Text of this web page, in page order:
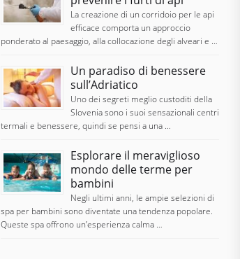
La creazione di un corridoio per le api
efficace comporta un approccio
ponderato al paesaggio, alla collocazione degli alveari e …
Un paradiso di benessere
sull’Adriatico
Uno dei segreti meglio custoditi della
Slovenia sono i suoi sensazionali centri
termali e benessere, quindi se pensi a una …
Esplorare il meraviglioso
mondo delle terme per
bambini
Negli ultimi anni, le ampie selezioni di
spa per bambini sono diventate una tendenza popolare.
Queste spa offrono un’esperienza calma …